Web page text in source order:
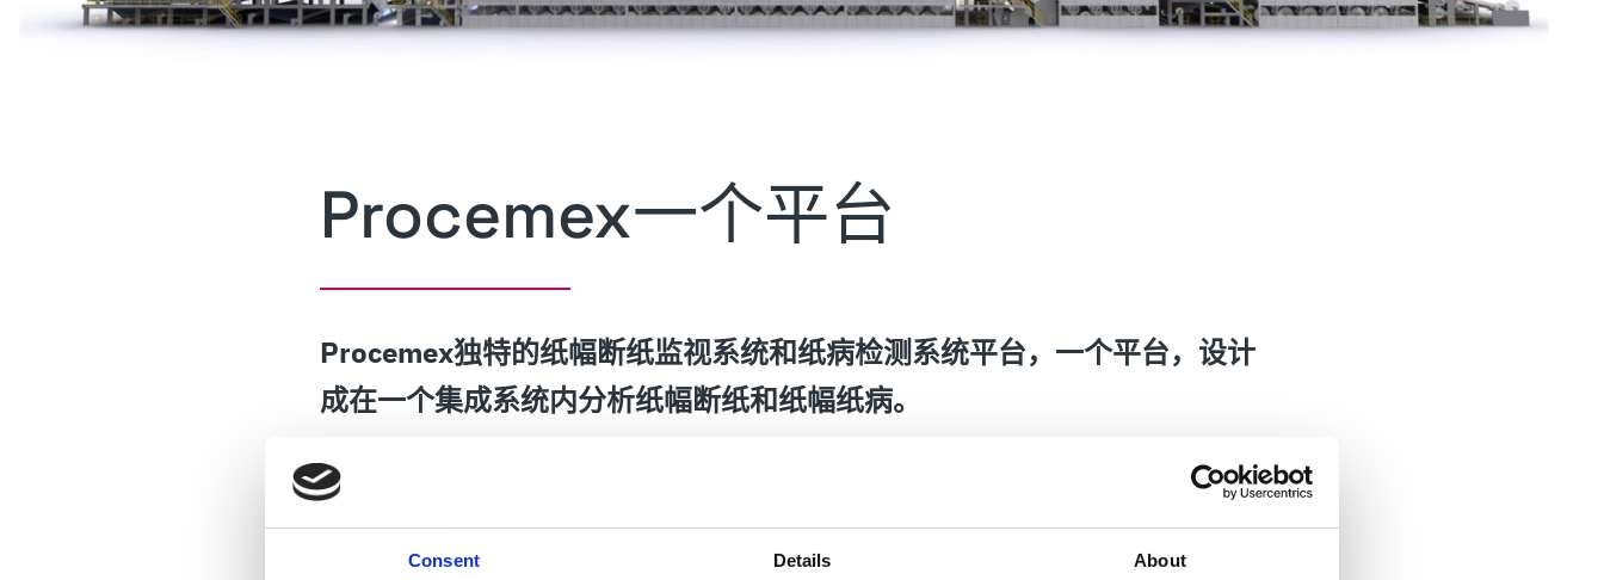
Consent Details About
Procemex一个平台
Procemex独特的纸幅断纸监视系统和纸病检测系统平台，一个平台，设计
成在一个集成系统内分析纸幅断纸和纸幅纸病。
一个IT平台
一个维护平台